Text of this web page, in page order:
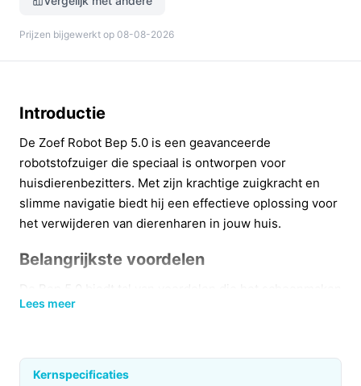
Prijzen bijgewerkt op 08-08-2026
Introductie
De Zoef Robot Bep 5.0 is een geavanceerde
robotstofzuiger die speciaal is ontworpen voor
huisdierenbezitters. Met zijn krachtige zuigkracht en
slimme navigatie biedt hij een effectieve oplossing voor
het verwijderen van dierenharen in jouw huis.
Belangrijkste voordelen
eenvoudiger maken.
van 15.000Pa verwijdert hij moeiteloos zelfs de
hardnekkigste dierenharen en stofdeeltjes.
Lees meer
Kernspecificaties